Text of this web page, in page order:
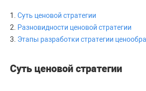
1. Суть ценовой стратегии
2.
Разновидности ценовой стратегии
3. Этапы разработки стратегии
Суть ценовой стратегии